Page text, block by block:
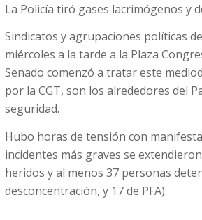
La Policía tiró gases lacrimógenos y
Sindicatos y agrupaciones políticas
miércoles a la tarde a la Plaza
Senado comenzó a tratar este
por la CGT, son los alrededores del
seguridad.
Hubo horas de tensión con
incidentes más graves se
heridos y al menos 37 personas
desconcentración, y 17 de PFA).